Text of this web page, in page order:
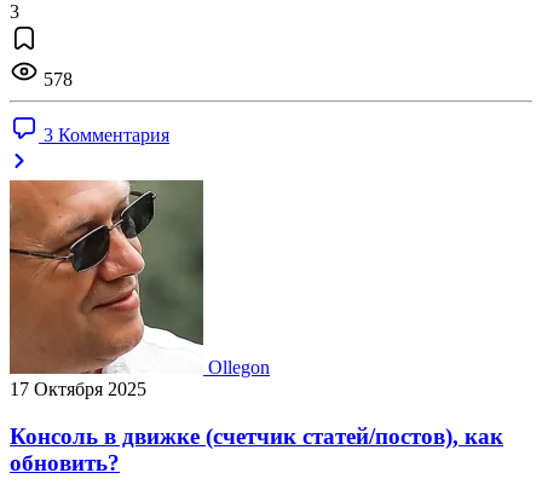
3
578
3 Комментария
Ollegon
17 Октября 2025
Консоль в движке (счетчик статей/постов), как
обновить?